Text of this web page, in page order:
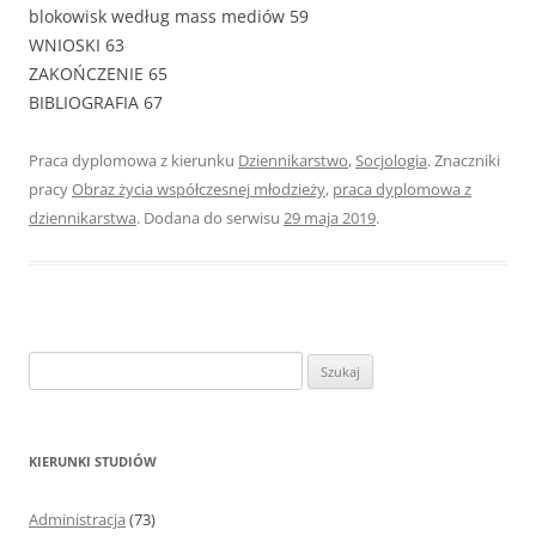
blokowisk według mass mediów 59
WNIOSKI 63
ZAKOŃCZENIE 65
BIBLIOGRAFIA 67
Praca dyplomowa z kierunku Dziennikarstwo,Socjologia. Znaczniki
pracyObraz życia współczesnej młodzieży, praca dyplomowa z
dziennikarstwa. Dodana do serwisu 29 maja 2019.
z
KIERUNKI STUDIÓW
Administracja (73)